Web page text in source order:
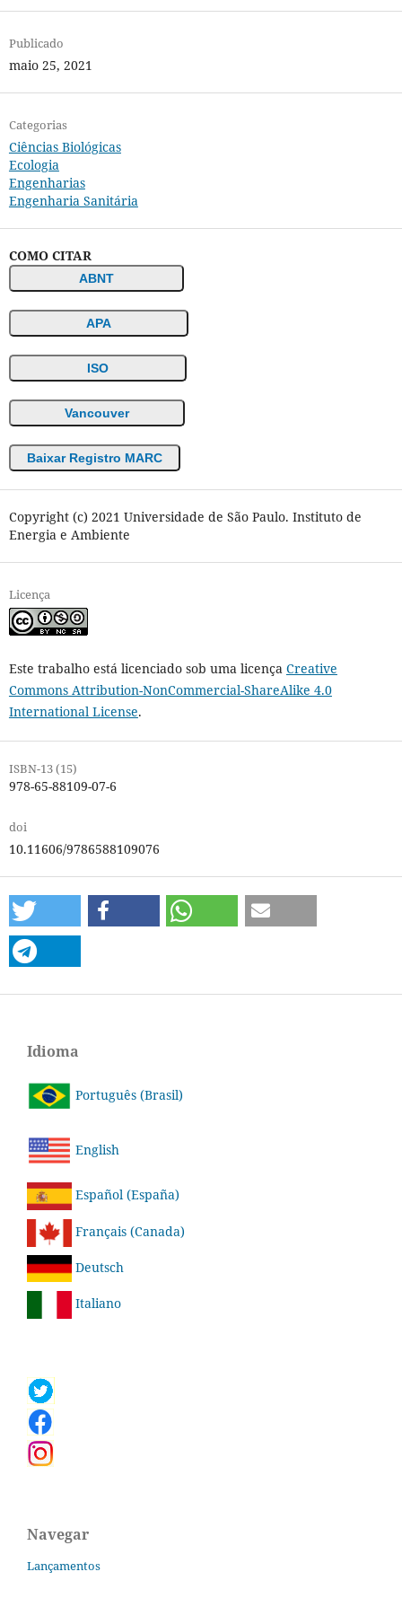
Publicado
maio 25, 2021
Categorias
Ciências Biológicas
Ecologia
Engenharias
Engenharia Sanitária
COMO CITAR
ABNT
APA
ISO
Vancouver
Baixar Registro MARC
Copyright (c) 2021 Universidade de São Paulo. Instituto de
Energia e Ambiente
Licença
Este trabalho está licenciado sob uma licença Creative
Commons Attribution-NonCommercial-ShareAlike 4.0
International License.
ISBN-13 (15)
978-65-88109-07-6
doi
10.11606/9786588109076
Idioma
Português (Brasil)
English
Español (España)
Français (Canada)
Deutsch
Italiano
Navegar
Lançamentos